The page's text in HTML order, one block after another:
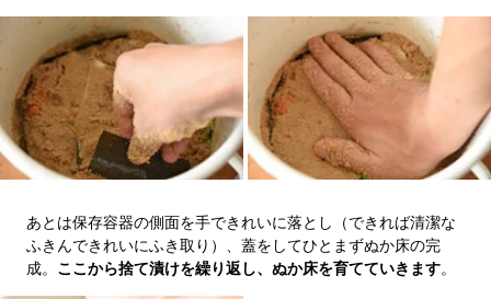
あとは保存容器の側面を手できれいに落とし（できれば清潔な
ふきんできれいにふき取り）、蓋をしてひとまずぬか床の完
成。 ここから捨て漬けを繰り返し、ぬか床を育てていきます。